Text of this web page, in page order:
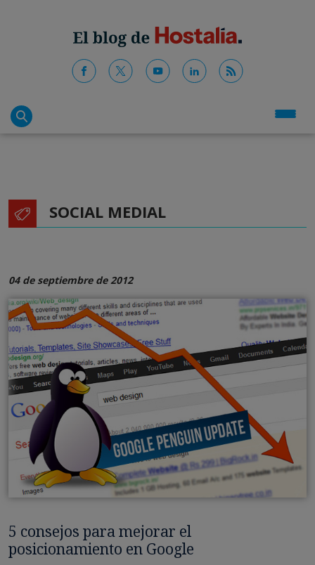
SOCIAL MEDIAL
04 de septiembre de 2012
5 consejos para mejorar el
posicionamiento en Google